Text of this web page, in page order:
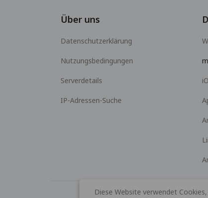
Über uns
Datenschutzerklärung
Nutzungsbedingungen
Serverdetails
IP-Adressen-Suche
Diese Website verwendet